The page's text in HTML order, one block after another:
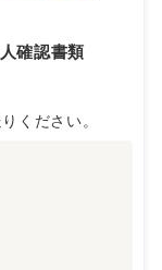
確認書類
ください。